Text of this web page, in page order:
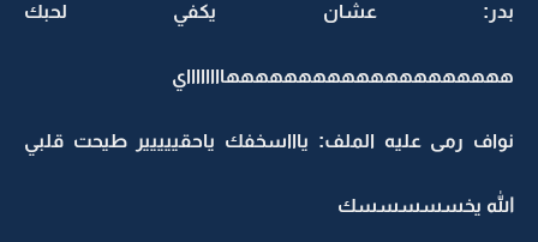
بدر: عشان يكفي لحبك
ههههههههههههههههههههااااااااي
نواف رمى عليه الملف: ياااسخفك ياحقييييير طيحت قلبي
الله يخسسسسسك